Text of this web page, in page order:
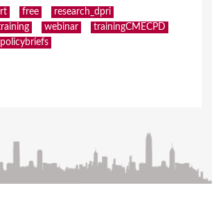
free
research_dpri
webinar
trainingCMECPD
policybriefs